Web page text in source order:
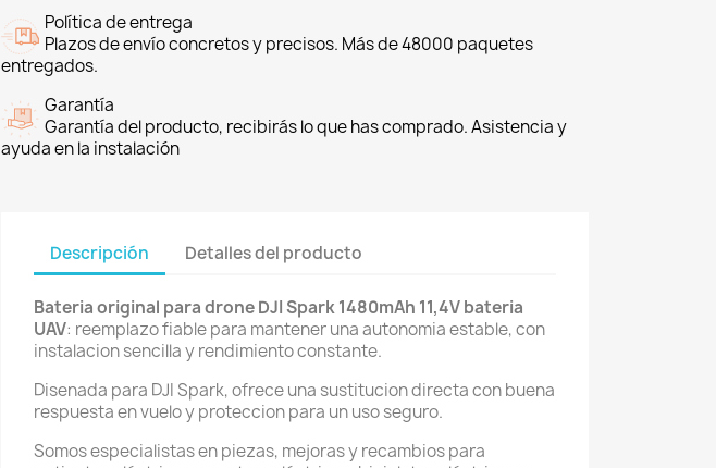
Política de entrega
Plazos de envío concretos y precisos. Más de 48000 paquetes
entregados.
Garantía
Garantía del producto, recibirás lo que has comprado. Asistencia y
ayuda en la instalación
Descripción Detalles del producto
Bateria original para drone DJI Spark 1480mAh 11,4V bateria
UAV: reemplazo fiable para mantener una autonomia estable, con
instalacion sencilla y rendimiento constante.
Disenada para DJI Spark, ofrece una sustitucion directa con buena
respuesta en vuelo y proteccion para un uso seguro.
Somos especialistas en piezas, mejoras y recambios para